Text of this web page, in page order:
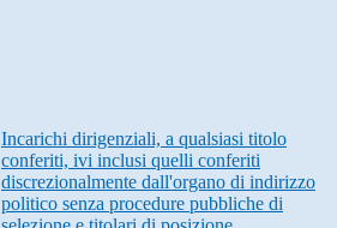
Incarichi dirigenziali, a qualsiasi titolo
conferiti, ivi inclusi quelli conferiti
discrezionalmente dall'organo di indirizzo
politico senza procedure pubbliche di